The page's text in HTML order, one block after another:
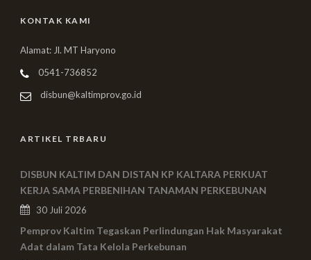
KONTAK KAMI
Alamat: Jl. MT Haryono
0541-736852
disbun@kaltimprov.go.id
ARTIKEL TRBARU
DISBUN KALTIM DAN DISTAN KP KALTARA PERKUAT
KERJA SAMA PERBENIHAN TANAMAN PERKEBUNAN
30 Juli 2026
Pemprov Kaltim Tegaskan Perlindungan Hak Masyarakat
Adat dalam Tata Kelola Perkebunan